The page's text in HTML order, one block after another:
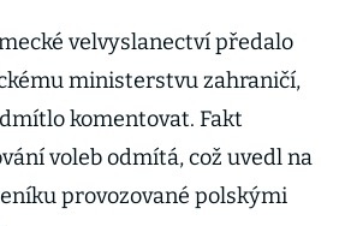
velvyslanectví předalo
ministerstvu zahraničí,
komentovat. Fakt
voleb odmítá, což uvedl na
provozované polskými